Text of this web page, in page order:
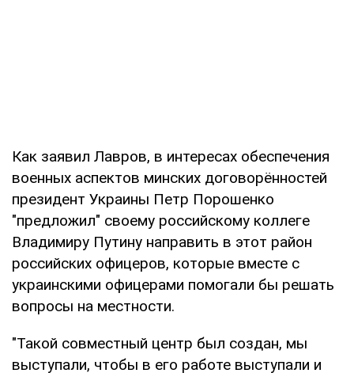
Как заявил Лавров, в интересах обеспечения
военных аспектов минских договорённостей
президент Украины Петр Порошенко
"предложил" своему российскому коллеге
Владимиру Путину направить в этот район
российских офицеров, которые вместе с
украинскими офицерами помогали бы решать
вопросы на местности.
"Такой совместный центр был создан, мы
выступали, чтобы в его работе выступали и